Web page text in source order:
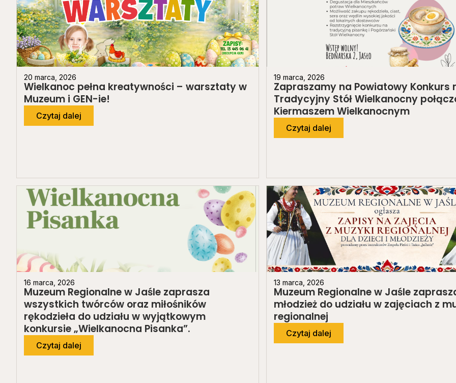
20 marca, 2026
Wielkanoc pełna kreatywności – warsztaty w
Muzeum i GEN-ie!
Czytaj dalej
19 marca, 2026
Zapraszamy na Powiatowy Konkurs
Tradycyjny Stół Wielkanocny
Kiermaszem Wielkanocnym
Czytaj dalej
16 marca, 2026
Muzeum Regionalne w Jaśle zaprasza
wszystkich twórców oraz miłośników
rękodzieła do udziału w wyjątkowym
konkursie „Wielkanocna Pisanka”.
Czytaj dalej
13 marca, 2026
Muzeum Regionalne w Jaśle
młodzież do udziału w zajęciach z
regionalnej
Czytaj dalej